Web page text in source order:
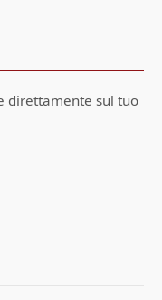
direttamente sul tuo